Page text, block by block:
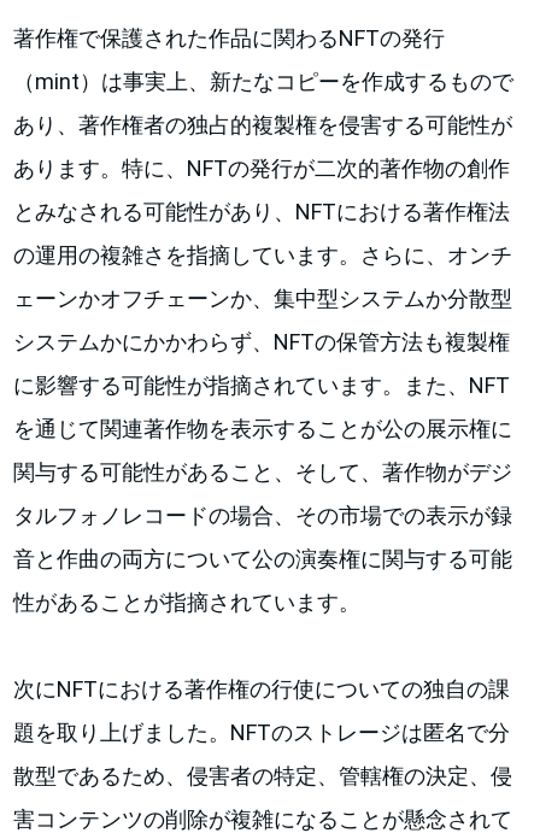
著作権で保護された作品に関わるNFTの発行
（mint）は事実上、新たなコピーを作成するもので
あり、著作権者の独占的複製権を侵害する可能性が
あります。特に、NFTの発行が二次的著作物の創作
とみなされる可能性があり、NFTにおける著作権法
の運用の複雑さを指摘しています。さらに、オンチ
ェーンかオフチェーンか、集中型システムか分散型
システムかにかかわらず、NFTの保管方法も複製権
に影響する可能性が指摘されています。また、NFT
を通じて関連著作物を表示することが公の展示権に
関与する可能性があること、そして、著作物がデジ
タルフォノレコードの場合、その市場での表示が録
音と作曲の両方について公の演奏権に関与する可能
性があることが指摘されています。
次にNFTにおける著作権の行使についての独自の課
題を取り上げました。NFTのストレージは匿名で分
散型であるため、侵害者の特定、管轄権の決定、侵
害コンテンツの削除が複雑になることが懸念されて